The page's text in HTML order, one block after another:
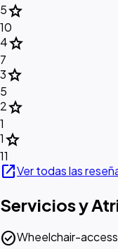
5star
10
4star
7
3star
5
2star
1
1star
11
open_in_newVer todas las
Servicios y
check_circleWheelchair-